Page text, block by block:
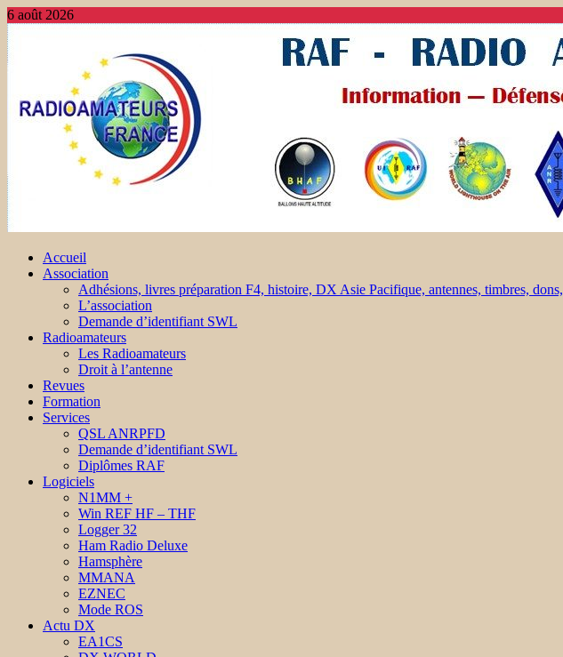
6 août 2026
Accueil
Association
Adhésions, livres préparation F4, histoire, DX Asie Pacifique, antennes, timbres, dons,
L’association
Demande d’identifiant SWL
Radioamateurs
Les Radioamateurs
Droit à l’antenne
Revues
Formation
Services
QSL ANRPFD
Demande d’identifiant SWL
Diplômes RAF
Logiciels
N1MM +
Win REF HF – THF
Logger 32
Ham Radio Deluxe
Hamsphère
MMANA
EZNEC
Mode ROS
Actu DX
EA1CS